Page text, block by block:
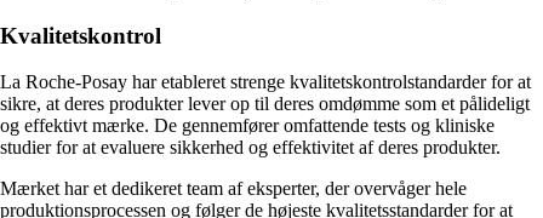
Kvalitetskontrol
La Roche-Posay har etableret strenge kvalitetskontrolstandarder for at
sikre, at deres produkter lever op til deres omdømme som et pålideligt
og effektivt mærke. De gennemfører omfattende tests og kliniske
studier for at evaluere sikkerhed og effektivitet af deres produkter.
Mærket har et dedikeret team af eksperter, der overvåger hele
produktionsprocessen og følger de højeste kvalitetsstandarder for at